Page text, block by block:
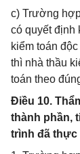
c) Trường
có quyết định
kiểm toán
thì nhà thầu
toán theo
Điều 10.
thành phần,
trình đã thực